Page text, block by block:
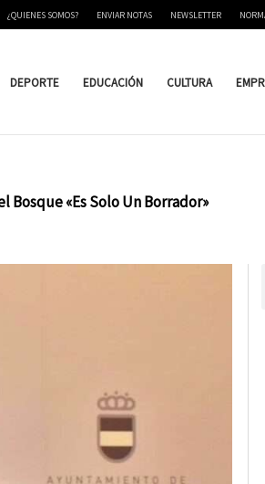
¿QUIENES SOMOS? ENVIAR NOTAS NEWSLETTER
DEPORTE EDUCACIÓN CULTURA
Bosque «Es Solo Un Borrador»